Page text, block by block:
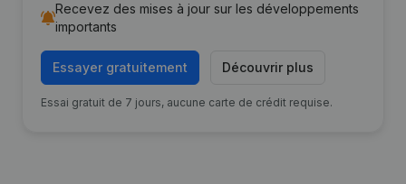
Recevez des mises à jour sur les développements
importants
Essayer gratuitement Découvrir plus
Essai gratuit de 7 jours, aucune carte de crédit requise.